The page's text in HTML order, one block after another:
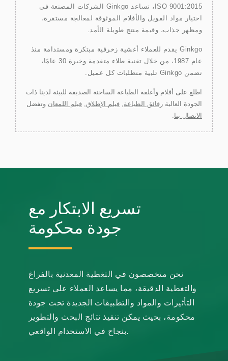
ISO 9001:2015، تساعد Ginkgo الشركات المصنعة في
اختيار مواد الفويل والأفلام الموثوقة لمعالجة مستقرة،
ومظهر جذاب، وقيمة منتج طويلة الأمد.
Ginkgo يقدم للعملاء أغشية زخرفية مبتكرة ومستدامة منذ
عام 1987، من خلال تقنية طلاء متقدمة وخبرة 30 عامًا،
تضمن Ginkgo تلبية متطلبات كل عميل.
اطلع على أفلام وأغلفة الطباعة الساخنة الصديقة للبيئة لدينا ذات
الجودة العالية رقائق الطباعة فيلم الإطلاق فيلم اللمعان وتفضل
الاتصال بنا
تسريع الابتكار مع
جودة محكومة
نحن متخصصون في التغطية المعدنية بالفراغ
والتغطية الدقيقة، مما يساعد العملاء على تسريع
التأثيرات والمواد والتطبيقات الجديدة تحت جودة
محكومة، بحيث يمكن تنفيذ نتائج البحث والتطوير
بنجاح في الاستخدام الواقعي.